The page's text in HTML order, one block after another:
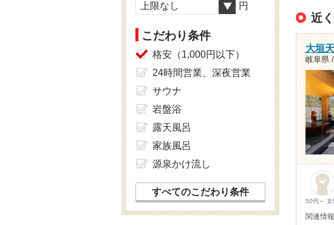
近
大垣
岐阜県
50代～ 女
関連情報
上限なし 円
こだわり条件
格安（1,000円以下）
24時間営業、深夜営業
サウナ
岩盤浴
露天風呂
家族風呂
源泉かけ流し
すべてのこだわり条件